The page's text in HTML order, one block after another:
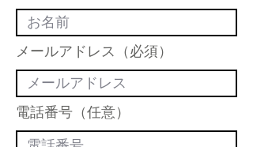
メールアドレス（必須）
電話番号（任意）